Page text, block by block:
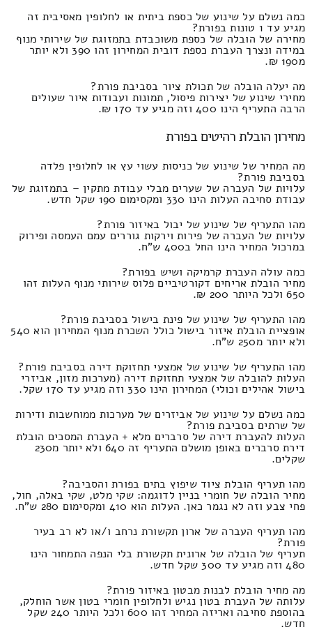
כמה נשלם על שינוע של כספת ביתית או לחלופין מאסיבית זה
מגיע עד 1 טונות בפורת?
מחירה של הובלה של כספת משוכבדת בתמזוגת של שירותי מנוף
במידה ונצרך העברת כספת דובית המחירון זהו 390 ולא יותר
מ190 ₪.
מה יעלה הובלה של תכולת ציור בסביבת פורת?
מחירי שינוע של יצירות פיסול, תמונות ועבודות איור שעולים
הרבה התעריף הינו 400 וזה מגיע עד 170 ₪.
מחירון הובלת רהיטים בפורת
מה המחיר של שינוע של כניסות עשוי עץ או לחלופין פלדה
בסביבת פורת?
עלויות של העברה של שערים מבלי עבודת מתקין – בתמזוגת של
עבודת סחיבה העלות הינו 330 ומקסימום 190 שקל חדש.
מהו התעריף של שינוע של יבול באיזור פורת?
עלויות של העברה של פירות וירקות גוררים עמם העמסה ופירוק
במרכול המחיר הינו החל ב400 ש"ח.
כמה עולה העברת קרמיקה ושיש בפורת?
מחיר הובלת אריחים דקורטיביים פלוס שירותי מנוף העלות זהו
650 ולכל היותר 200 ₪.
מהו התעריף של שינוע של פינת בישול בסביבת פורת?
אופציית הובלת איזור בישול כולל השכרת מנוף המחירון הוא 540
ולא יותר מ250 ש"ח.
מהו התעריף של שינוע של אמצעי תחזוקת דירה בסביבת פורת?
העלות להובלה של אמצעי תחזוקת דירה (מערכות מזון, אביזרי
בישול אהילים וכולי) המחירון הינו 330 וזה מגיע עד 170 שקל.
כמה נשלם על שינוע של אביזרים של מערכות ממוחשבות ודירות
של שרתים בסביבת פורת?
העלות להעברת דירה של סרברים מלא + העברת המסכים הובלת
דירת סרברים באופן מושלם התעריף זה 640 ולא יותר מ230
שקלים.
מהו תעריף הובלת ציוד שיפוץ בתים בפורת והסביבה?
מחיר הובלה של חומרי בניין לדוגמה: שקי מלט, שקי באלה, חול,
פחי צבע וזה לא נגמר כאן. העלות הוא 410 ומקסימום 280 ש"ח.
מהו תעריף העברה של ארון תקשורת נרחב ו/או לא רב בעיר
פורת?
תעריף של הובלה של ארונית תקשורת בלי הנפה התמחור הינו
480 וזה מגיע עד 300 שקל חדש.
מה מחיר הובלת לבנות מבטון באיזור פורת?
עלותה של העברת בטון נגיש ולחלופין חומרי בטון אשר הוחלק,
בהוספת סחיבה ואריזה המחיר זהו 600 ולכל היותר 240 שקל
חדש.